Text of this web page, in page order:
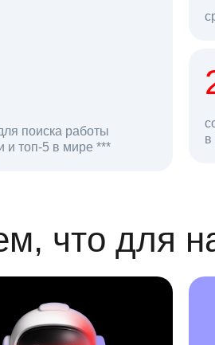
поиска работы
и топ-5 в мире ***
откликов на вакансии
в
что для